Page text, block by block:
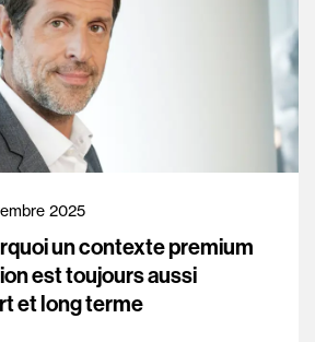
2025
un contexte premium
est toujours aussi
et long terme